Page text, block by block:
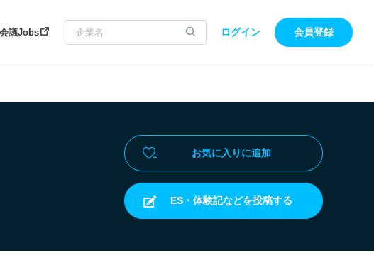
議Jobs ログイン 会員登録
お気に入りに追加
ES・体験記などを投稿する